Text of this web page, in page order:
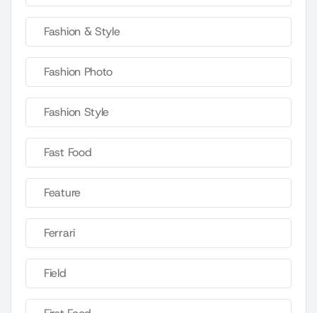
Fashion & Style
Fashion Photo
Fashion Style
Fast Food
Feature
Ferrari
Field